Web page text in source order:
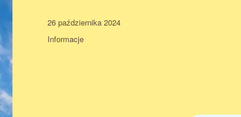
Data
publikacji
26 października 2024
Kategorie
Informacje